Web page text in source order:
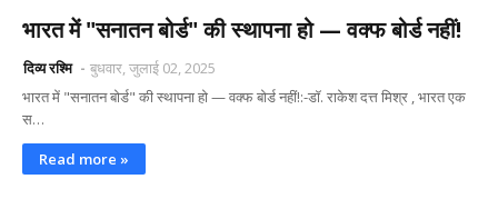
भारत में "सनातन बोर्ड" की स्थापना हो — वक्फ बोर्ड नहीं!
दिव्य रश्मि
बुधवार, जुलाई 02, 2025
भारत में "सनातन बोर्ड" की स्थापना हो — वक्फ बोर्ड नहीं!:-डॉ. राकेश दत्त मिश्र , भारत एक
स…
Read more »